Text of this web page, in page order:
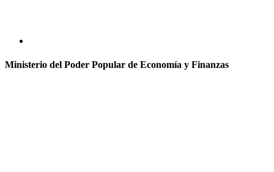
Ministerio del Poder Popular de Economía y Finanzas